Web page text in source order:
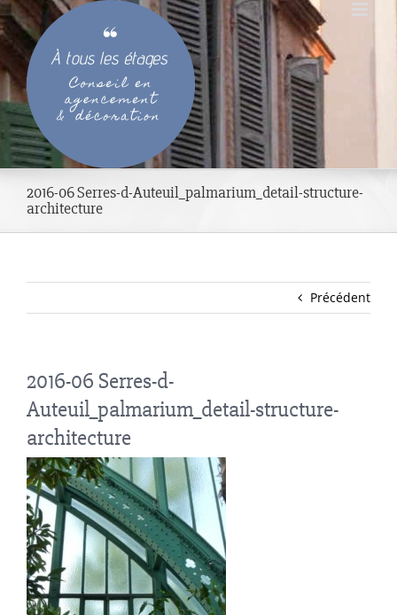
Passer
au
contenu
2016-06 Serres-d-Auteuil_palmarium_detail-structure-
architecture
Précédent
2016-06 Serres-d-
Auteuil_palmarium_detail-structure-
architecture